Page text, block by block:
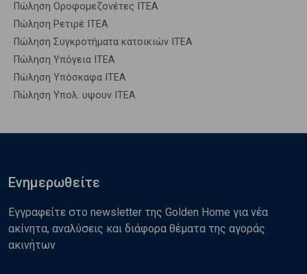
Πώληση Οροφομεζονέτες ΙΤΕΑ
Πώληση Ρετιρέ ΙΤΕΑ
Πώληση Συγκροτήματα κατοικιών ΙΤΕΑ
Πώληση Υπόγεια ΙΤΕΑ
Πώληση Υπόσκαφα ΙΤΕΑ
Πώληση Υπολ. υψουν ΙΤΕΑ
Ενημερωθείτε
Εγγραφείτε στο newsletter της Golden Home για νέα
ακίνητα, αναλύσεις και διάφορα θέματα της αγοράς
ακινήτων